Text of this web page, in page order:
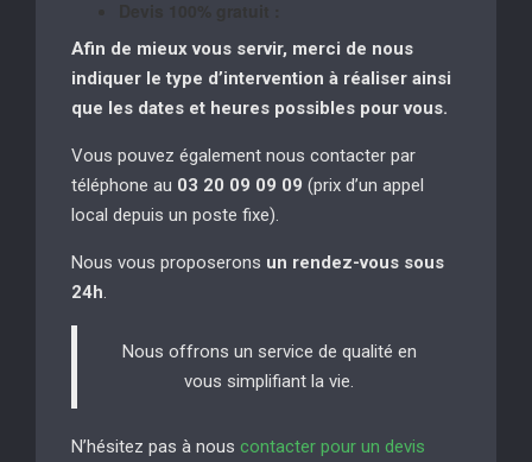
Afin de mieux vous servir, merci de nous
indiquer le type d’intervention à réaliser ainsi
que les dates et heures possibles pour vous.
Vous pouvez également nous contacter par
téléphone au 03 20 09 09 09 (prix d’un appel
local depuis un poste fixe).
Nous vous proposerons un rendez-vous sous
24h.
Nous offrons un service de qualité en
vous simplifiant la vie.
N’hésitez pas à nous contacter pour un devis